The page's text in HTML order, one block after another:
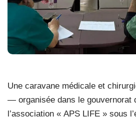
Une caravane médicale et
— organisée dans le gouvernorat
l’association « APS LIFE » sous